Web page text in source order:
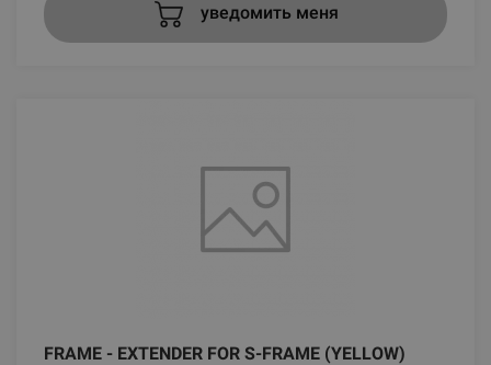
уведомить меня
FRAME - EXTENDER FOR S-FRAME (YELLOW)